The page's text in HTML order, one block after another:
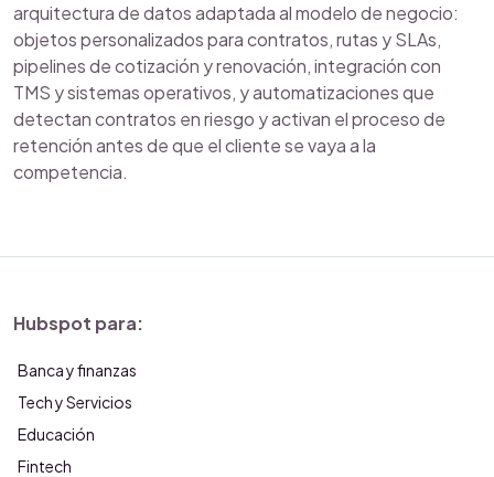
arquitectura de datos adaptada al modelo de negocio:
objetos personalizados para contratos, rutas y SLAs,
pipelines de cotización y renovación, integración con
TMS y sistemas operativos, y automatizaciones que
detectan contratos en riesgo y activan el proceso de
retención antes de que el cliente se vaya a la
competencia.
Hubspot para:
Banca y finanzas
Tech y Servicios
Educación
Fintech